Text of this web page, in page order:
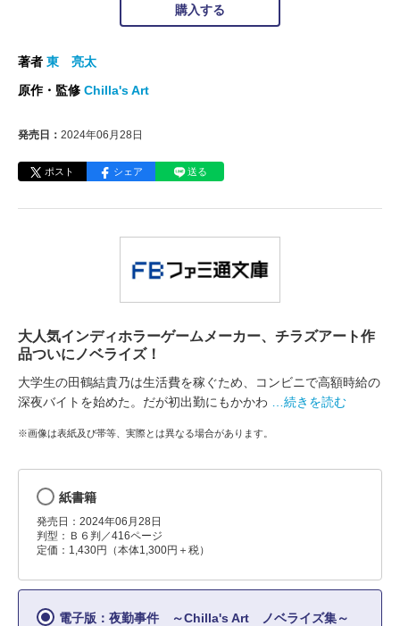
購入する
著者 東 亮太
原作・監修 Chilla's Art
発売日： 2024年06月28日
ポスト シェア 送る
大人気インディホラーゲームメーカー、チラズアート作
品ついにノベライズ！
大学生の田鶴結貴乃は生活費を稼ぐため、コンビニで高額時給の
深夜バイトを始めた。だが初出勤にもかかわ
…続きを読む
※画像は表紙及び帯等、実際とは異なる場合があります。
紙書籍
発売日：2024年06月28日
判型：Ｂ６判／416ページ
定価：1,430円（本体1,300円＋税）
電子版：夜勤事件 ～Chilla's Art ノベライズ集～